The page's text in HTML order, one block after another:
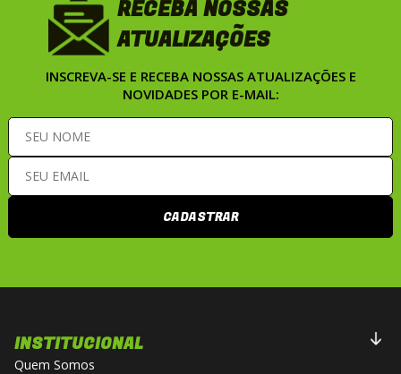
RECEBA NOSSAS
ATUALIZAÇÕES
INSCREVA-SE E RECEBA NOSSAS ATUALIZAÇÕES E
NOVIDADES POR E-MAIL:
CADASTRAR
INSTITUCIONAL
Quem Somos